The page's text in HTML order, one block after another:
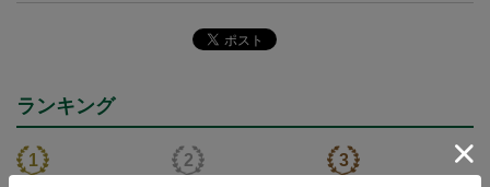
ランキング